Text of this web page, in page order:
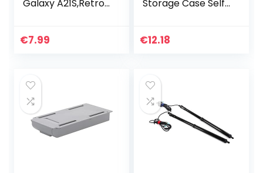
Galaxy A21S,Retro
Siliconen Case
€7.99
Storage Case Self-
Organizing with
€12.18